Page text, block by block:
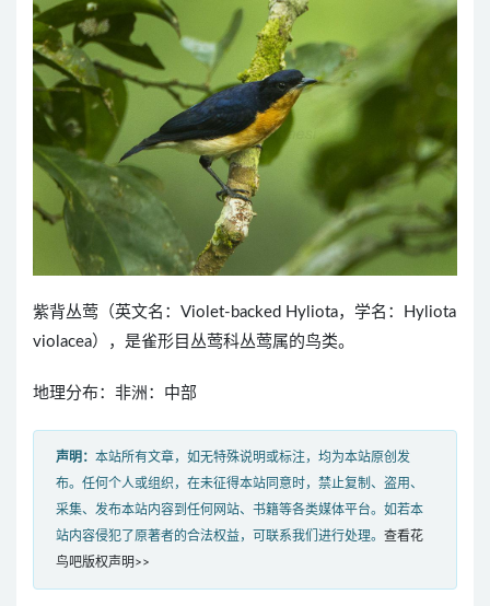
紫背丛莺（英文名：Violet-backed Hyliota，学名：Hyliota
violacea），是雀形目丛莺科丛莺属的鸟类。
地理分布：非洲：中部
声明： 本站所有文章，如无特殊说明或标注，均为本站原创发
布。任何个人或组织，在未征得本站同意时，禁止复制、盗用、
采集、发布本站内容到任何网站、书籍等各类媒体平台。如若本
站内容侵犯了原著者的合法权益，可联系我们进行处理。 查看花
鸟吧版权声明>>